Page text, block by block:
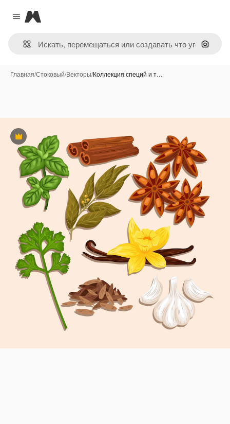
Close menu
Magnific
Поиск
Главная/Стоковый/Векторы/Коллекция специй и т…
Премиум